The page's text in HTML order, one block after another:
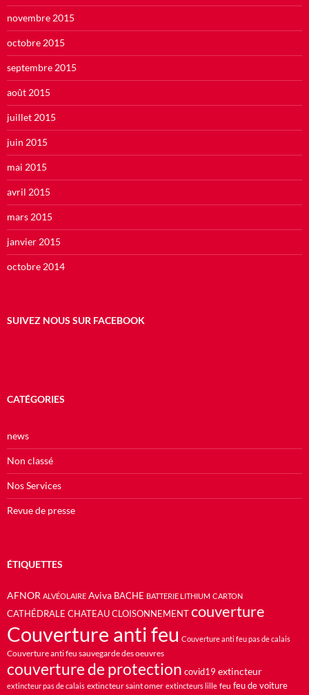
novembre 2015
octobre 2015
septembre 2015
août 2015
juillet 2015
juin 2015
mai 2015
avril 2015
mars 2015
janvier 2015
octobre 2014
SUIVEZ NOUS SUR FACEBOOK
CATÉGORIES
news
Non classé
Nos Services
Revue de presse
ÉTIQUETTES
AFNOR ALVÉOLAIRE Aviva BACHE BATTERIE LITHIUM CARTON
CATHÉDRALE CHATEAU CLOISONNEMENT couverture
Couverture anti feu Couverture anti feu pas de calais
Couverture anti feu sauvegarde des oeuvres
couverture de protection covid19 extincteur
extincteur pas de calais extincteur saint omer extincteurs lille feu feu de voiture